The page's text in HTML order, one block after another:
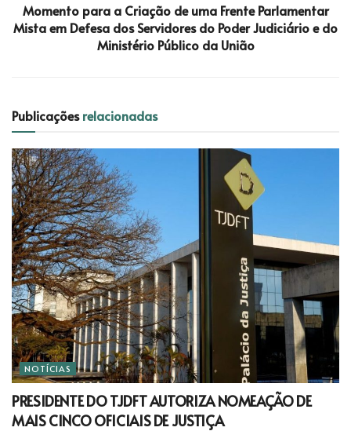
Momento para a Criação de uma Frente Parlamentar
Mista em Defesa dos Servidores do Poder Judiciário e do
Ministério Público da União
Publicaçõesrelacionadas
NOTÍCIAS
PRESIDENTE DO TJDFT AUTORIZA NOMEAÇÃO DE
MAIS CINCO OFICIAIS DE JUSTIÇA